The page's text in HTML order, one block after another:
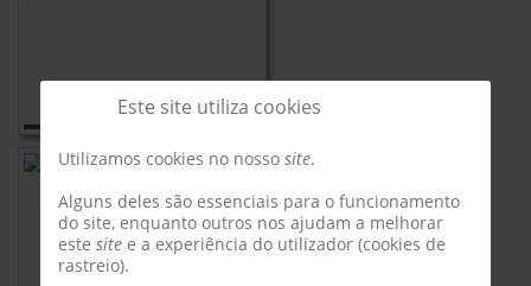
Este site utiliza cookies
Utilizamos cookies no nosso site.
Alguns deles são essenciais para o funcionamento
do site, enquanto outros nos ajudam a melhorar
este site e a experiência do utilizador (cookies de
rastreio).